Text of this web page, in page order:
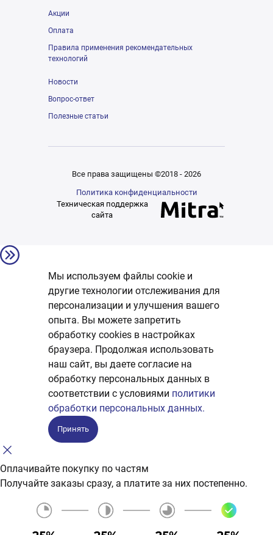
Акции
Оплата
Правила применения рекомендательных
технологий
Новости
Вопрос-ответ
Полезные статьи
Все права защищены ©2018 - 2026
Политика конфиденциальности
Техническая поддержка
сайта
Мы используем файлы cookie и
другие технологии отслеживания для
персонализации и улучшения вашего
опыта. Вы можете запретить
обработку сookies в настройках
браузера. Продолжая использовать
наш сайт, вы даете согласие на
обработку персональных данных в
соответствии с условиями политики
обработки персональных данных.
Принять
Оплачивайте покупку по частям
Получайте заказы сразу, а платите за них постепенно.